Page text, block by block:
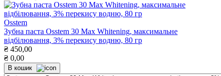
Osstem
Зубна паста Osstem 30 Max Whitening, максимальне
відбілювання, 3% перекису водню, 80 гр
₴ 450,00
₴ 0,00
В кошик